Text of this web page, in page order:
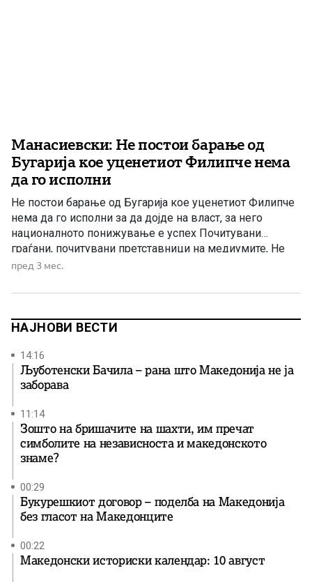
Манасиевски: Не постои барање од
Бугарија кое уценетиот Филипче нема
да го исполни
Не постои барање од Бугарија кое уценетиот Филипче
нема да го исполни за да дојде на власт, за него
националното понижување е успех Почитувани
граѓани, почитувани претставници на медиумите, Не
постои барање од Бугарија кое уценетиот Филипче
бугарските власти не нарекуваат „северномакедонци”,
пред 3 мес.
НАЈНОВИ ВЕСТИ
14:16
Љуботенски Бачила – рана што Македонија не ја
заборава
11:14
Зошто на бришачите на шахти, им пречат
симболите на независноста и македонското
знаме?
00:29
Букурешкиот договор – поделба на Македонија
без гласот на Македонците
00:22
Македонски историски календар: 10 август